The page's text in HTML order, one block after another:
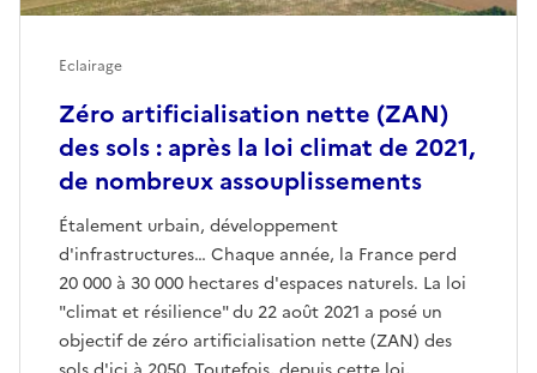
Zéro artificialisation nette (ZAN)
des sols : après la loi climat de 2021,
de nombreux assouplissements
Étalement urbain, développement
d'infrastructures… Chaque année, la France perd
20 000 à 30 000 hectares d'espaces naturels. La loi
"climat et résilience" du 22 août 2021 a posé un
objectif de zéro artificialisation nette (ZAN) des
Eclairage